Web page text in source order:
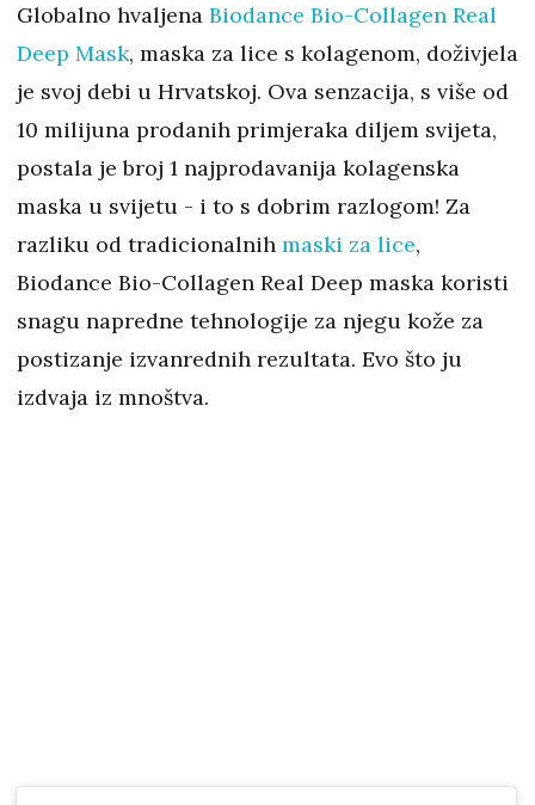
Globalno hvaljena Biodance Bio-Collagen Real
Deep Mask, maska za lice s kolagenom, doživjela
je svoj debi u Hrvatskoj. Ova senzacija, s više od
10 milijuna prodanih primjeraka diljem svijeta,
postala je broj 1 najprodavanija kolagenska
maska ​​u svijetu - i to s dobrim razlogom! Za
razliku od tradicionalnih maski za lice,
Biodance Bio-Collagen Real Deep maska koristi
snagu napredne tehnologije za njegu kože za
postizanje izvanrednih rezultata. Evo što ju
izdvaja iz mnoštva.